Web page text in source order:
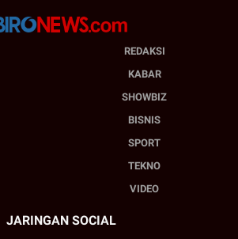
REDAKSI
KABAR
SHOWBIZ
BISNIS
SPORT
TEKNO
VIDEO
JARINGAN SOCIAL